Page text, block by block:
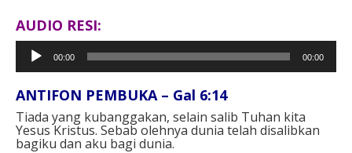
AUDIO RESI:
Pemutar
Audio
00:00 00:00
ANTIFON PEMBUKA – Gal 6:14
Tiada yang kubanggakan, selain salib Tuhan kita
Yesus Kristus. Sebab olehnya dunia telah disalibkan
bagiku dan aku bagi dunia.